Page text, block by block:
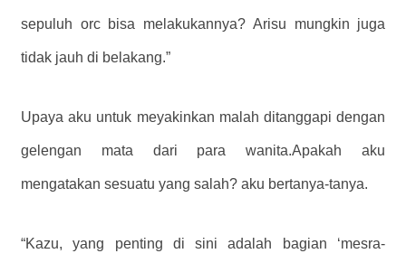
sepuluh orc bisa melakukannya? Arisu mungkin juga
tidak jauh di belakang.”
Upaya aku untuk meyakinkan malah ditanggapi dengan
gelengan mata dari para wanita.Apakah aku
mengatakan sesuatu yang salah? aku bertanya-tanya.
“Kazu, yang penting di sini adalah bagian ‘mesra-